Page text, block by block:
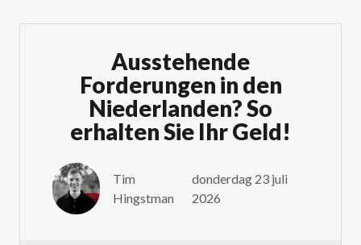
Ausstehende
Forderungen in den
Niederlanden? So
erhalten Sie Ihr Geld!
Tim
Hingstman
donderdag 23 juli
2026